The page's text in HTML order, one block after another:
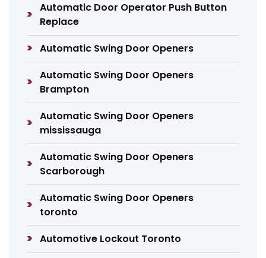
Automatic Door Operator Push Button
Replace
Automatic Swing Door Openers
Automatic Swing Door Openers
Brampton
Automatic Swing Door Openers
mississauga
Automatic Swing Door Openers
Scarborough
Automatic Swing Door Openers
toronto
Automotive Lockout Toronto